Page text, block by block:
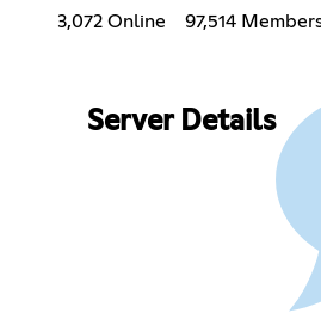
3,072 Online 97,514
Server Details